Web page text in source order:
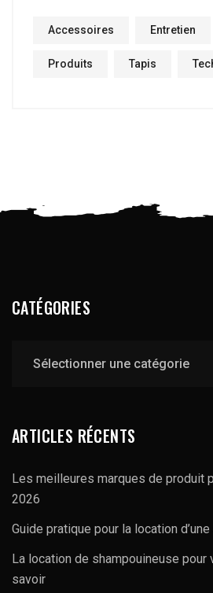
Accessoires Entretien
Produits Tapis
CATÉGORIES
ARTICLES RÉCENTS
Les meilleures marques de produit
2026
Guide pratique pour la location
La location de shampouineuse pour
savoir